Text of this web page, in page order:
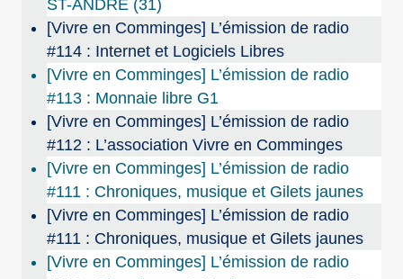
ST-ANDRE (31)
[Vivre en Comminges] L’émission de radio
#114 : Internet et Logiciels Libres
[Vivre en Comminges] L’émission de radio
#113 : Monnaie libre G1
[Vivre en Comminges] L’émission de radio
#112 : L’association Vivre en Comminges
[Vivre en Comminges] L’émission de radio
#111 : Chroniques, musique et Gilets jaunes
[Vivre en Comminges] L’émission de radio
#111 : Chroniques, musique et Gilets jaunes
[Vivre en Comminges] L’émission de radio